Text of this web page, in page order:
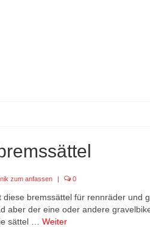
zum anfassen | 0
diese bremssättel für rennräder und
aber der eine oder andere
sättel …Weiter